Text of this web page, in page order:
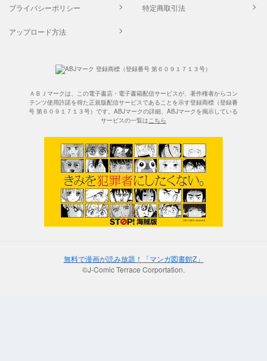
プライバシーポリシー 特定商取引法
アップロード方法
ＡＢＪマークは、この電子書店・電子書籍配信サービスが、著作権者からコン
テンツ使用許諾を得た正規版配信サービスであることを示す登録商標（登録番
号 第６０９１７１３号）です。ABJマークの詳細、ABJマークを掲示している
サービスの一覧はこちら
無料で漫画が読み放題！「マンガ図書館Z」
©J-Comic Terrace Corportation.